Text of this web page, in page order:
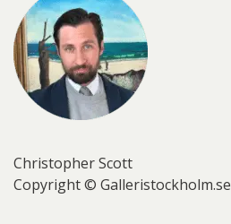
Christopher Scott
Copyright © Galleristockholm.se